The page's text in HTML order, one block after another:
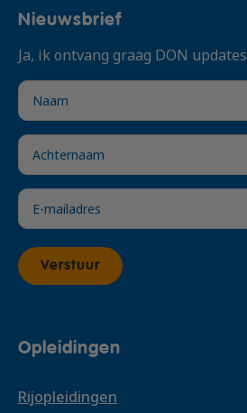
Nieuwsbrief
Ja, ik ontvang graag DON updates
Verstuur
Opleidingen
Rijopleidingen